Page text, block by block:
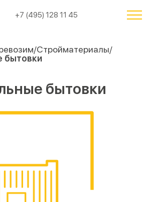
+7 (495) 128 11 45
Cтройматериалы
бытовки
бытовки